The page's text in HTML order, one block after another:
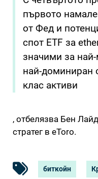
първото
от Фед и
спот ETF за
значими за
най-доминиран
клас активи
, отбелязва Бен
стратег в eToro.
биткойн